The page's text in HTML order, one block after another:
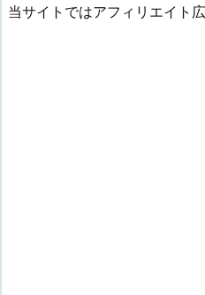
当サイトではアフィリエイト